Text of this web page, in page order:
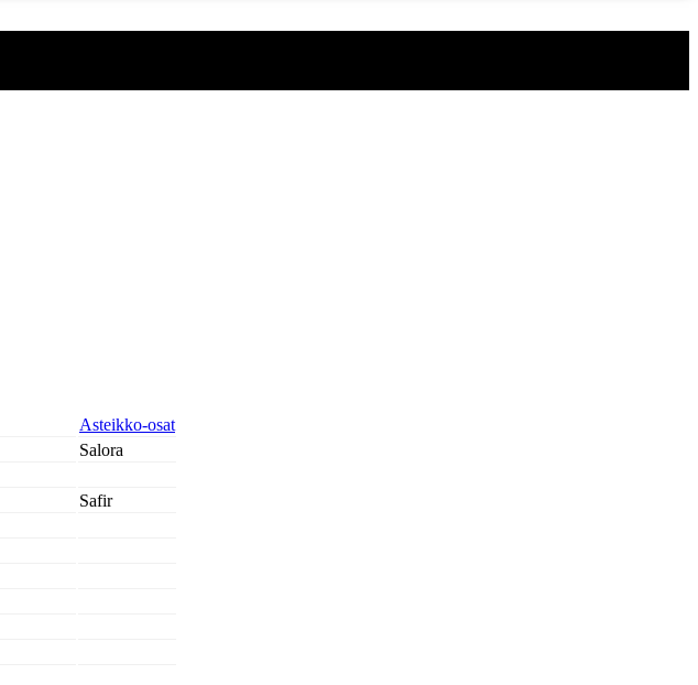
Asteikko-osat
Salora
Safir